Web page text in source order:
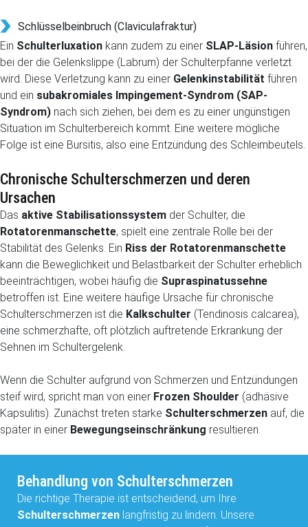
Schlüsselbeinbruch (Claviculafraktur)
Ein Schulterluxation kann zudem zu einer SLAP-Läsion führen,
bei der die Gelenkslippe (Labrum) der Schulterpfanne verletzt
wird. Diese Verletzung kann zu einer Gelenkinstabilität führen
und ein subakromiales Impingement-Syndrom (SAP-
Syndrom) nach sich ziehen, bei dem es zu einer ungünstigen
Situation im Schulterbereich kommt. Eine weitere mögliche
Folge ist eine Bursitis, also eine Entzündung des Schleimbeutels.
Chronische Schulterschmerzen und deren
Ursachen
Das aktive Stabilisationssystem der Schulter, die
Rotatorenmanschette, spielt eine zentrale Rolle bei der
Stabilität des Gelenks. Ein Riss der Rotatorenmanschette
kann die Beweglichkeit und Belastbarkeit der Schulter erheblich
beeinträchtigen, wobei häufig die Supraspinatussehne
betroffen ist. Eine weitere häufige Ursache für chronische
Schulterschmerzen ist die Kalkschulter (Tendinosis calcarea),
eine schmerzhafte, oft plötzlich auftretende Erkrankung der
Sehnen im Schultergelenk.
Wenn die Schulter aufgrund von Schmerzen und Entzündungen
steif wird, spricht man von einer Frozen Shoulder (adhäsive
Kapsulitis). Zunächst treten starke Schulterschmerzen auf, die
später in einer Bewegungseinschränkung resultieren.
Behandlung von Schulterschmerzen
Die richtige Therapie ist entscheidend, um Ihre
Schulterschmerzen langfristig zu lindern. Unsere